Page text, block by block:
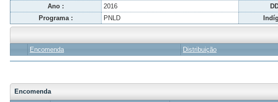
Ano :
2016
Programa :
PNLD
Encomenda Distribuição
Encomenda